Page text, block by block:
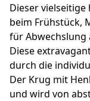
Dieser
beim Frühstück,
für Abwechslung
Diese
durch die
Der Krug mit
und wird von